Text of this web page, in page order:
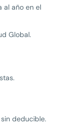
al año en el
Global.
deducible.